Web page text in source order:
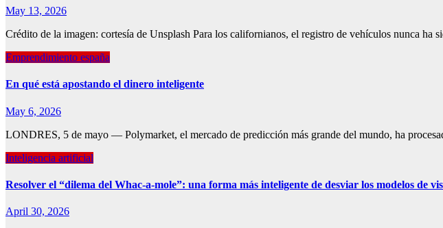
May 13, 2026
Crédito de la imagen: cortesía de Unsplash Para los californianos, el registro de vehículos nunca
Emprendimiento españa
En qué está apostando el dinero inteligente
May 6, 2026
LONDRES, 5 de mayo — Polymarket, el mercado de predicción más grande del mundo, ha
Inteligencia artificial
Resolver el “dilema del Whac-a-mole”: una forma más inteligente de desviar los modelos de
April 30, 2026